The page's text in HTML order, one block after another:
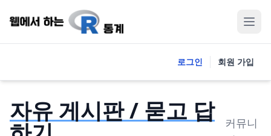
로그인 회원 가입
자유 게시판 / 묻고 답
커뮤니